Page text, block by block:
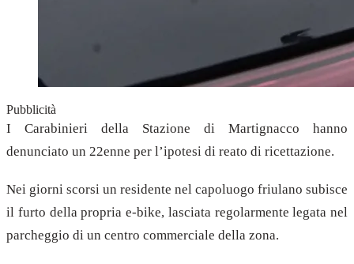
Pubblicità
I Carabinieri della Stazione di Martignacco hanno
denunciato un 22enne per l’ipotesi di reato di ricettazione.
Nei giorni scorsi un residente nel capoluogo friulano subisce
il furto della propria e-bike, lasciata regolarmente legata nel
parcheggio di un centro commerciale della zona.